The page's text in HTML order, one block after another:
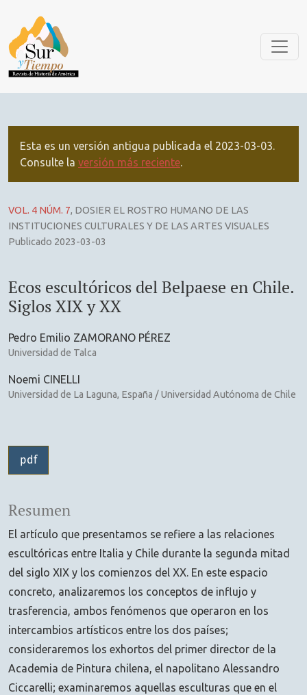
Esta es un versión antigua publicada el 2023-03-03.
Consulte la versión más reciente.
VOL. 4 NÚM. 7, DOSIER EL ROSTRO HUMANO DE LAS
INSTITUCIONES CULTURALES Y DE LAS ARTES VISUALES
Ecos escultóricos del Belpaese en Chile.
Siglos XIX y XX
Publicado 2023-03-03
Pedro Emilio ZAMORANO PÉREZ
Universidad de Talca
Noemi CINELLI
Universidad de La Laguna, España / Universidad Autónoma de Chile
pdf
Resumen
El artículo que presentamos se refiere a las relaciones
escultóricas entre Italia y Chile durante la segunda mitad
del siglo XIX y los comienzos del XX. En este espacio
concreto, analizaremos los conceptos de influjo y
trasferencia, ambos fenómenos que operaron en los
intercambios artísticos entre los dos países;
consideraremos los exhortos del primer director de la
Academia de Pintura chilena, el napolitano Alessandro
Ciccarelli; examinaremos aquellas esculturas que en el